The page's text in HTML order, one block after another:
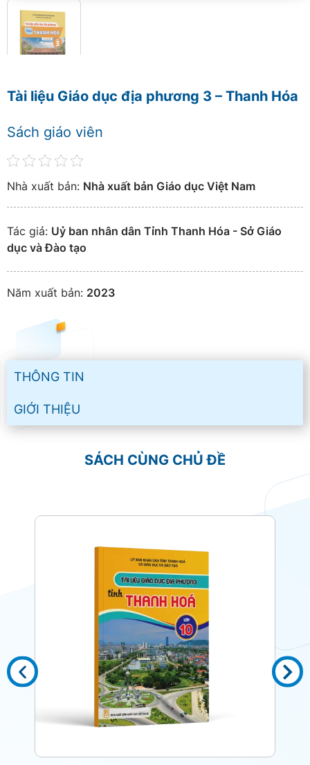
Tài liệu Giáo dục địa phương 3 – Thanh Hóa
Sách giáo viên
Nhà xuất bản: Nhà xuất bản Giáo dục Việt Nam
Tác giả: Uỷ ban nhân dân Tỉnh Thanh Hóa - Sở Giáo
dục và Đào tạo
Năm xuất bản: 2023
THÔNG TIN
GIỚI THIỆU
SÁCH CÙNG CHỦ ĐỀ